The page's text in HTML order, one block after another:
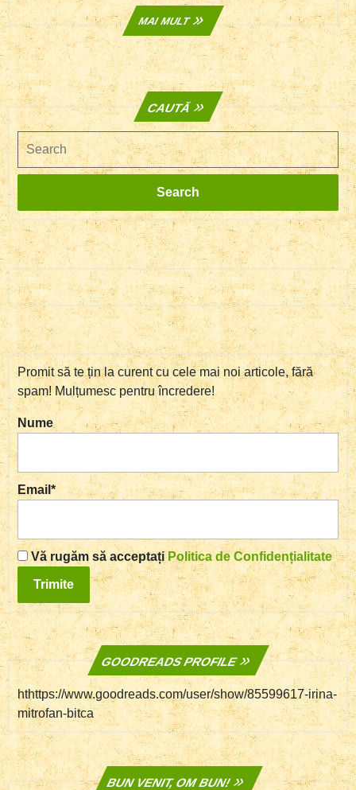
MAI MULT
MAI
MULT
CAUTĂ
Search
Search
Promit să te țin la curent cu cele mai noi articole, fără
spam! Mulțumesc pentru încredere!
Nume
Email*
Vă rugăm să acceptați Politica de Confidențialitate
GOODREADS PROFILE
hthttps://www.goodreads.com/user/show/85599617-irina-
mitrofan-bitca
BUN VENIT, OM BUN!